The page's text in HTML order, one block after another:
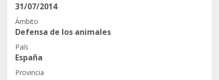
31/07/2014
Ámbito
Defensa de los animales
País
España
Provincia